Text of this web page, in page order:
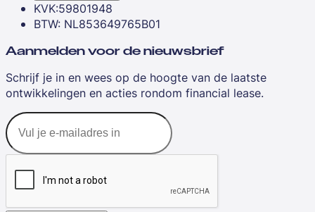
KVK:59801948
BTW: NL853649765B01
Aanmelden voor de nieuwsbrief
Schrijf je in en wees op de hoogte van de laatste
ontwikkelingen en acties rondom financial lease.